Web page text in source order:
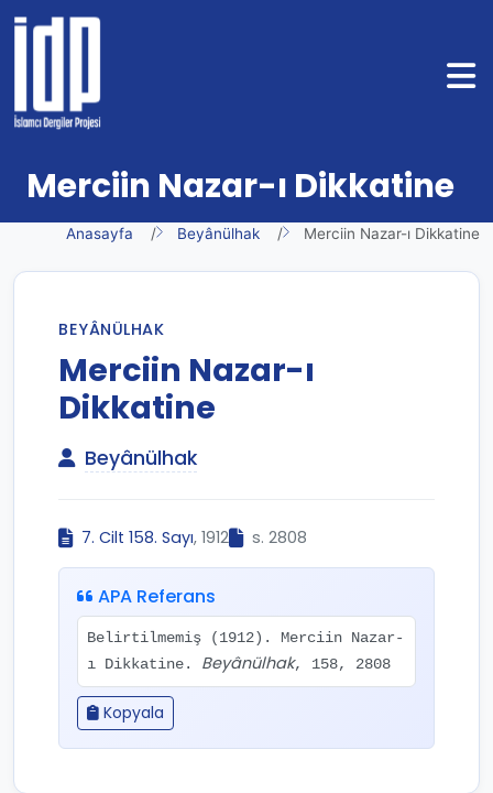
Merciin Nazar-ı Dikkatine
Anasayfa Beyânülhak Merciin Nazar-ı Dikkatine
BEYÂNÜLHAK
Merciin Nazar-ı
Dikkatine
Beyânülhak
7. Cilt 158. Sayı, 1912 s. 2808
APA Referans
Belirtilmemiş (1912). Merciin Nazar-
ı Dikkatine. Beyânülhak, 158, 2808
Kopyala